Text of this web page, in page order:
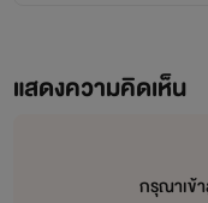
แสดงความคิดเห็น
กรุณาเข้